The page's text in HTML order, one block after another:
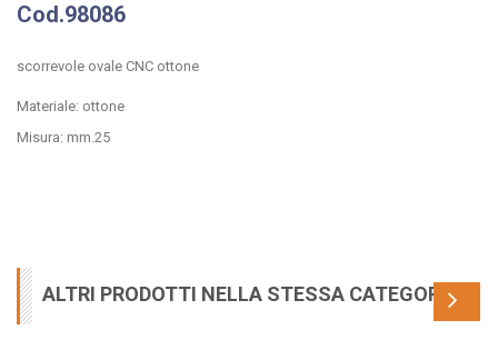
Cod.98086
scorrevole ovale CNC ottone
Materiale: ottone
Misura: mm.25
ALTRI PRODOTTI NELLA STESSA CATEGORIA